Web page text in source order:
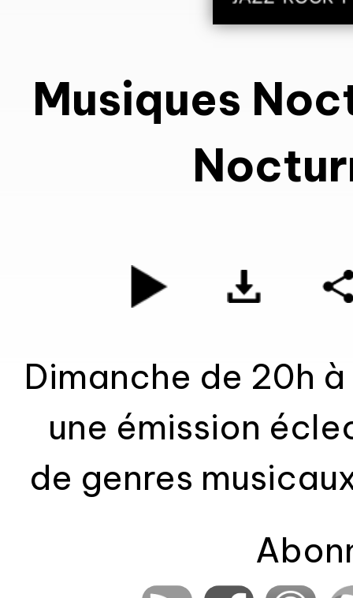
Musiques
Dimanche de 20h
une émission
de genres
elle, des bandes
rock, classiques,